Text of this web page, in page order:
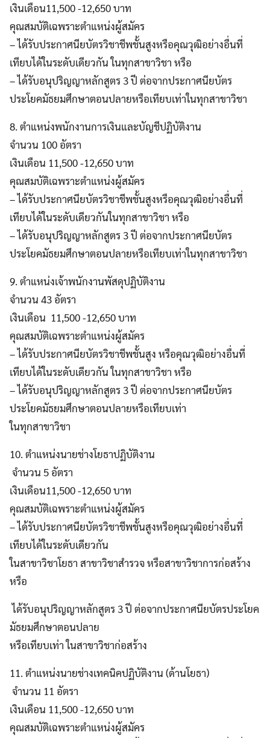
เงินเดือน11,500 -12,650 บาท
คุณสมบัติเฉพราะตำแหน่งผู้สมัคร
– ได้รับประกาศนียบัตรวิชาชีพชั้นสูงหรือคุณวุฒิอย่างอื่นที่
เทียบได้ในระดับเดียวกัน ในทุกสาขาวิชา หรือ
– ได้รับอนุปริญญาหลักสูตร 3 ปี ต่อจากประกาศนียบัตร
ประโยคมัธยมศึกษาตอนปลายหรือเทียบเท่าในทุกสาขาวิชา
8. ตำแหน่งพนักงานการเงินและบัญชีปฏิบัติงาน
จำนวน 100 อัตรา
เงินเดือน 11,500 -12,650 บาท
คุณสมบัติเฉพราะตำแหน่งผู้สมัคร
– ได้รับประกาศนียบัตรวิชาชีพชั้นสูงหรือคุณวุฒิอย่างอื่นที่
เทียบได้ในระดับเดียวกันในทุกสาขาวิชา หรือ
– ได้รับอนุปริญญาหลักสูตร 3 ปี ต่อจากประกาศนียบัตร
ประโยคมัธยมศึกษาตอนปลายหรือเทียบเท่าในทุกสาขาวิชา
9. ตำแหน่งเจ้าพนักงานพัสดุปฏิบัติงาน
จำนวน 43 อัตรา
เงินเดือน 11,500 -12,650 บาท
คุณสมบัติเฉพราะตำแหน่งผู้สมัคร
– ได้รับประกาศนียบัตรวิชาชีพชั้นสูง หรือคุณวุฒิอย่างอื่นที่
เทียบได้ในระดับเดียวกัน ในทุกสาขาวิชา หรือ
– ได้รับอนุปริญญาหลักสูตร 3 ปี ต่อจากประกาศนียบัตร
ประโยคมัธยมศึกษาตอนปลายหรือเทียบเท่า
ในทุกสาขาวิชา
10. ตำแหน่งนายช่างโยธาปฏิบัติงาน
จำนวน 5 อัตรา
เงินเดือน11,500 -12,650 บาท
คุณสมบัติเฉพราะตำแหน่งผู้สมัคร
– ได้รับประกาศนียบัตรวิชาชีพชั้นสูงหรือคุณวุฒิอย่างอื่นที่
เทียบได้ในระดับเดียวกัน
ในสาขาวิชาโยธา สาขาวิชาสำรวจ หรือสาขาวิชาการก่อสร้าง
หรือ
ได้รับอนุปริญญาหลักสูตร 3 ปี ต่อจากประกาศนียบัตรประโยค
มัธยมศึกษาตอนปลาย
หรือเทียบเท่า ในสาขาวิชาก่อสร้าง
11. ตำแหน่งนายช่างเทคนิคปฏิบัติงาน (ด้านโยธา)
จำนวน 11 อัตรา
เงินเดือน 11,500 -12,650 บาท
คุณสมบัติเฉพราะตำแหน่งผู้สมัคร